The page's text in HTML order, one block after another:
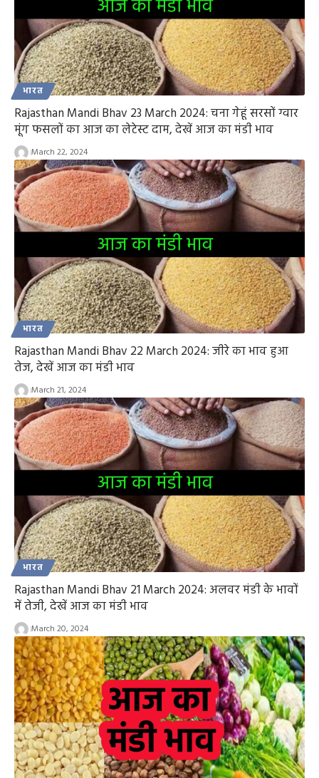
भारत
Rajasthan Mandi Bhav 23 March 2024: चना गेहूं सरसों ग्वार
मूंग फसलों का आज का लेटेस्ट दाम, देखें आज का मंडी भाव
March 22, 2024
भारत
Rajasthan Mandi Bhav 22 March 2024: जीरे का भाव हुआ
तेज, देखें आज का मंडी भाव
March 21, 2024
भारत
Rajasthan Mandi Bhav 21 March 2024: अलवर मंडी के भावों
में तेजी, देखें आज का मंडी भाव
March 20, 2024